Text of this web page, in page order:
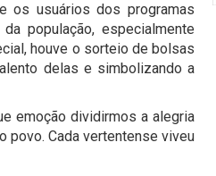
os usuários dos programas
população, especialmente
houve o sorteio de bolsas
delas e simbolizando a
emoção dividirmos a alegria
povo. Cada vertentense viveu